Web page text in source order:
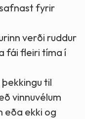
fyrir
verði ruddur
fái fleiri tíma í
til
vinnuvélum
eða ekki og